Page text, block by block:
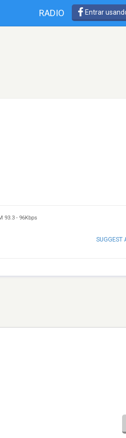
RADIO Entrar
93.3- 96Kbps
SUGGEST